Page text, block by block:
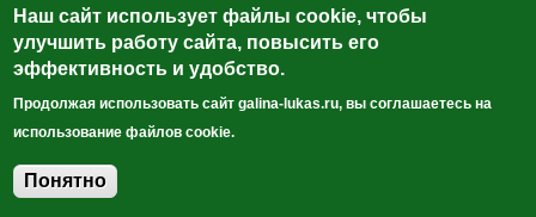
Наш сайт использует файлы cookie, чтобы
улучшить работу сайта, повысить его
эффективность и удобство.
Продолжая использовать сайт galina-lukas.ru, вы соглашаетесь на
использование файлов cookie.
Понятно